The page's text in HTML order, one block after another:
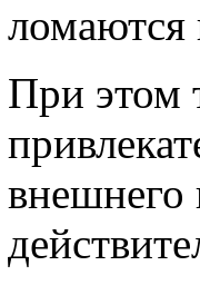
ломаются
При этом
внешнего